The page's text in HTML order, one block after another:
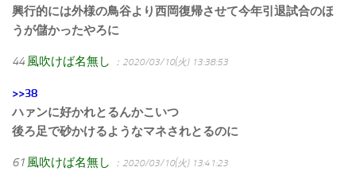
興行的には外様の鳥谷より西岡復帰させて今年引退試合のほ
うが儲かったやろに
44 風吹けば名無し ：2020/03/10(火) 13:38:53
>>38
ハァンに好かれとるんかこいつ
後ろ足で砂かけるようなマネされとるのに
61 風吹けば名無し ：2020/03/10(火) 13:41:23